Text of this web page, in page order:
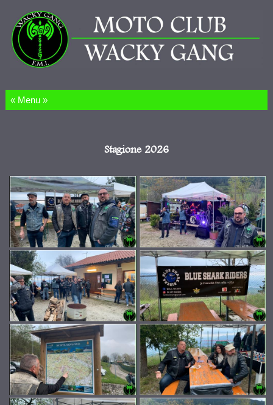
Salta al contenuto
Stagione 2026